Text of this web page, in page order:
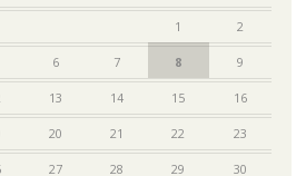
1 2
6 7 8 9
13 14 15 16
20 21 22 23
27 28 29 30